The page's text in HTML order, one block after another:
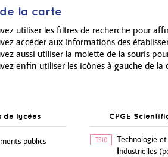
la carte
utiliser les filtres de recherche pour
accéder aux informations des
aussi utiliser la molette de la souris
enfin utiliser les icônes à gauche de
de lycées
publics
CPGE
TSI0 Technologie et
Industrielles